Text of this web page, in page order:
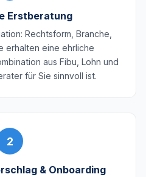
Erstberatung
Rechtsform, Branche,
erhalten eine ehrliche
aus Fibu, Lohn und
für Sie sinnvoll ist.
2
& Onboarding